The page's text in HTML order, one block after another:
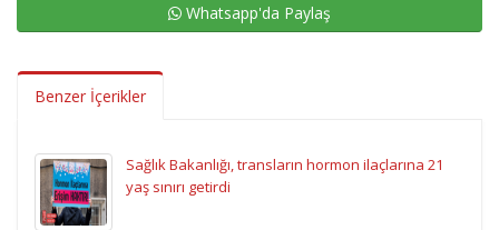
Whatsapp'da Paylaş
Benzer İçerikler
Sağlık Bakanlığı, transların hormon ilaçlarına 21
yaş sınırı getirdi